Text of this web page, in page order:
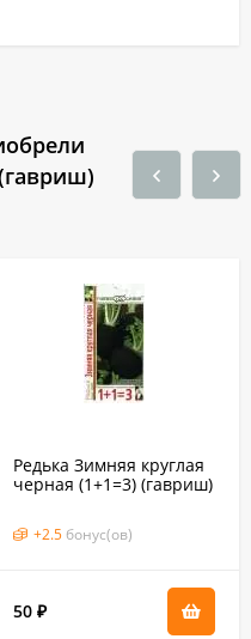
Редька Зимняя круглая
черная (1+1=3) (гавриш)
+2.5 бонус(ов)
50 ₽